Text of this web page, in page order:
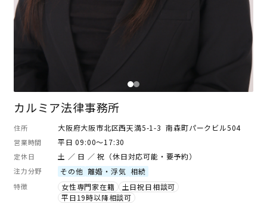
カルミア法律事務所
住所 大阪府大阪市北区西天満5-1-3 南森町パークビル504
営業時間 平日 09:00～17:30
定休日 土 ／ 日 ／ 祝（休日対応可能・要予約）
注力分野 その他 離婚・浮気 相続
特徴 女性専門家在籍
土日祝日相談可
平日19時以降相談可